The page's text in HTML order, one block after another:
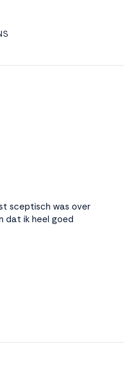
sceptisch was over
dat ik heel goed